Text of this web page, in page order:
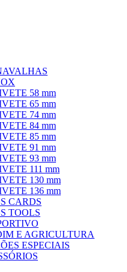
58 mm
65 mm
74 mm
84 mm
85 mm
91 mm
93 mm
111 mm
130 mm
136 mm
CARDS
TOOLS
E AGRICULTURA
ESPECIAIS